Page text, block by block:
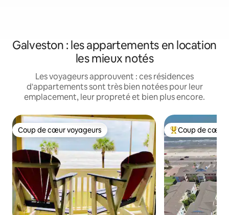
Galveston : les appartements en location
les mieux notés
Les voyageurs approuvent : ces résidences
d'appartements sont très bien notées pour leur
emplacement, leur propreté et bien plus encore.
Coup de cœur voyageurs
Coup de cœur voyageurs Coups de cœur
Coup de cœur